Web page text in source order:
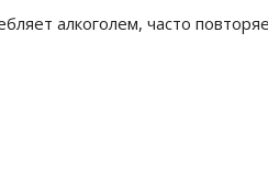
алкоголем, часто